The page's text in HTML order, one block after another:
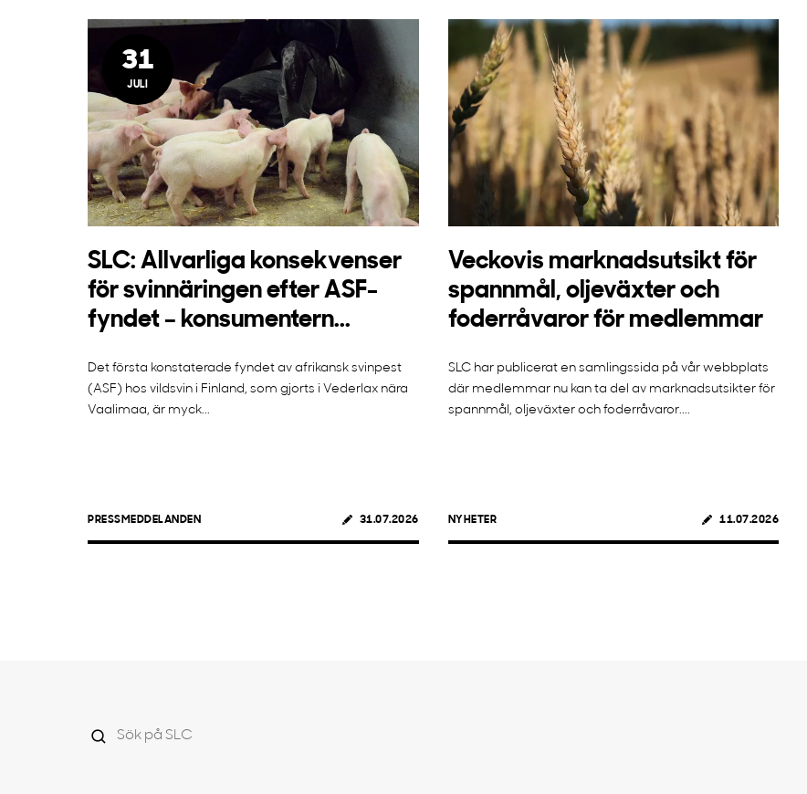
31
JULI
SLC: Allvarliga konsekvenser
för svinnäringen efter ASF-
fyndet – konsumentern...
Det första konstaterade fyndet av afrikansk svinpest
(ASF) hos vildsvin i Finland, som gjorts i Vederlax nära
Vaalimaa, är myck...
PRESSMEDDELANDEN 31.07.2026
Veckovis marknadsutsikt för
spannmål, oljeväxter och
foderråvaror för medlemmar
SLC har publicerat en samlingssida på vår webbplats
där medlemmar nu kan ta del av marknadsutsikter för
spannmål, oljeväxter och foderråvaror....
NYHETER 11.07.2026